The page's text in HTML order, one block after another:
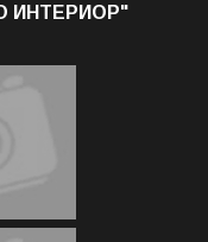
ИНТЕРИОР"